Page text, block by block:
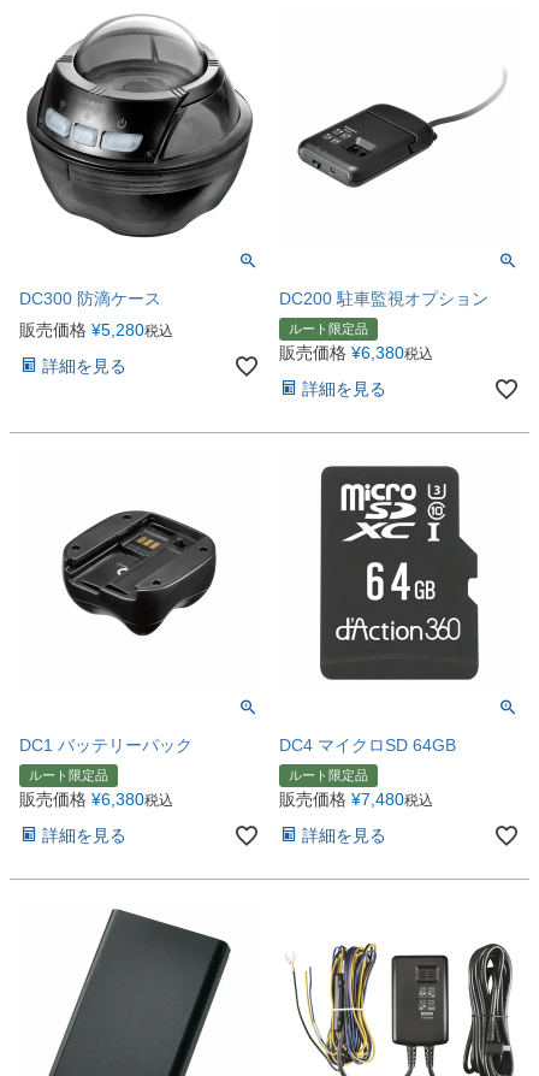
DC300 防滴ケース
販売価格 ¥5,280税込
詳細を見る
DC200 駐車監視オプション
ルート限定品
販売価格 ¥6,380税込
詳細を見る
DC1 バッテリーパック
ルート限定品
販売価格 ¥6,380税込
詳細を見る
DC4 マイクロSD 64GB
ルート限定品
販売価格 ¥7,480税込
詳細を見る